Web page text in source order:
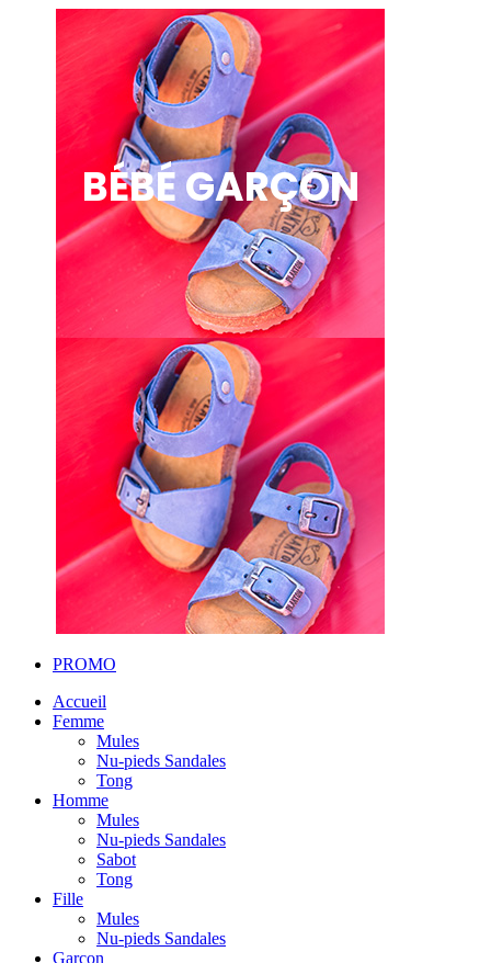
BÉBÉ GARÇON
PROMO
Accueil
Femme
Mules
Nu-pieds Sandales
Tong
Homme
Mules
Nu-pieds Sandales
Sabot
Tong
Fille
Mules
Nu-pieds Sandales
Garçon